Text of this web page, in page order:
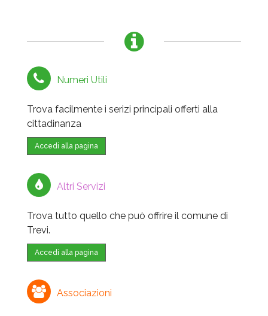
Numeri Utili
Trova facilmente i serizi principali offerti alla
cittadinanza
Accedi alla pagina
Altri Servizi
Trova tutto quello che può offrire il comune di
Trevi.
Accedi alla pagina
Associazioni